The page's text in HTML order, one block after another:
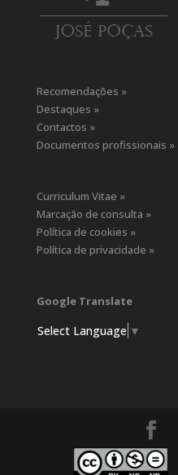
Recomendações »
Destaques »
Contactos »
Documentos profissionais »
Curriculum Vitae »
Marcação de consulta »
Política de cookies »
Política de privacidade »
Google Translate
Select Language ▼